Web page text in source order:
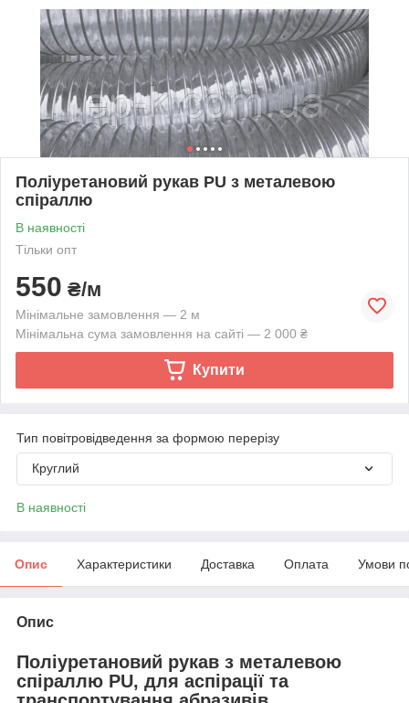
Поліуретановий рукав PU з металевою
спіраллю
В наявності
Тільки опт
550 ₴/м
Мінімальне замовлення — 2 м
Мінімальна сума замовлення на сайті — 2 000 ₴
Купити
Тип повітровідведення за формою перерізу
Круглий
В наявності
Опис Характеристики Доставка Оплата Умови
Опис
Поліуретановий рукав з металевою
спіраллю PU, для аспірації та